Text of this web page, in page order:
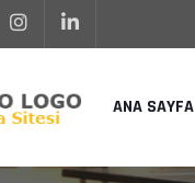
ANA SAYFA